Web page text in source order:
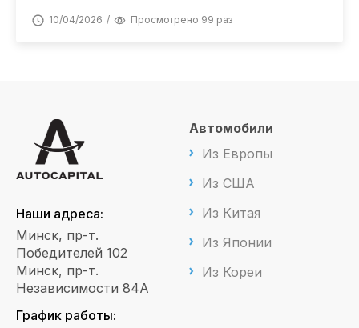
10/04/2026 Просмотрено 99 раз
Наши адреса:
Минск, пр-т.
Победителей 102
Минск, пр-т.
Независимости 84А
График работы:
Автомобили
Из Европы
Из США
Из Китая
Из Японии
Из Кореи